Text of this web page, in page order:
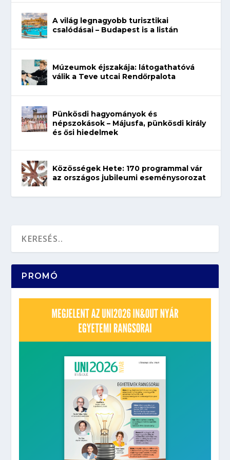
A világ legnagyobb turisztikai
csalódásai – Budapest is a listán
Múzeumok éjszakája: látogathatóvá
válik a Teve utcai Rendőrpalota
Pünkösdi hagyományok és
népszokások – Májusfa, pünkösdi király
és ősi hiedelmek
Közösségek Hete: 170 programmal vár
az országos jubileumi eseménysorozat
PROMÓ